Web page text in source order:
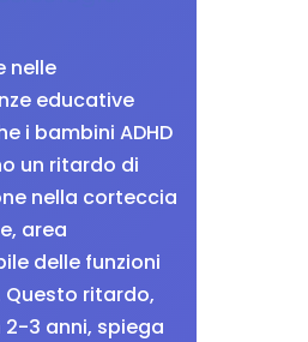
nelle
educative
i bambini ADHD
un ritardo di
nella corteccia
area
delle funzioni
Questo ritardo,
3 anni, spiega